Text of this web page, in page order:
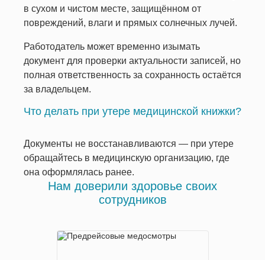
в сухом и чистом месте, защищённом от
повреждений, влаги и прямых солнечных лучей.
Работодатель может временно изымать
документ для проверки актуальности записей, но
полная ответственность за сохранность остаётся
за владельцем.
Что делать при утере медицинской книжки?
Документы не восстанавливаются — при утере
обращайтесь в медицинскую организацию, где
она оформлялась ранее.
Нам доверили здоровье своих
сотрудников